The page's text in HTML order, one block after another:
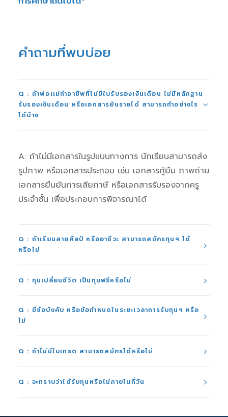
คำถามที่พบบ่อย
Q : ถ้าพ่อเเม่ทำอาชีพที่ไม่มีใบรับรองเงินเดือน ไม่มีหลักฐาน
รับรองเงินเดือน หรือเอกสารยันรายได้ สามารถทำอย่างไร
ได้บ้าง
A: ถ้าไม่มีเอกสารในรูปแบบทางการ นักเรียนสามารถส่ง
รูปภาพ หรือเอกสารประกอบ เช่น เอกสารกู้ยืม ภาพถ่าย
เอกสารยืนยันการเสียภาษี หรือเอกสารรับรองจากครู
ประจำชั้น เพื่อประกอบการพิจารณาได้
Q : ถ้าเรียนสายศิลป์ หรืออาชีวะ สามารถสมัครทุนฯ ได้
หรือไม่
Q : ทุนเปลี่ยนชีวิต เป็นทุนฟรีหรือไม่
Q : มีข้อบังคับ หรือข้อกำหนดในระยะเวลาการรับทุนฯ หรือ
ไม่
Q : ถ้าไม่มีใบเกรด สามารถสมัครได้หรือไม่
Q : จะทราบว่าได้รับทุนหรือไม่ภายในกี่วัน